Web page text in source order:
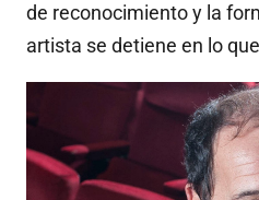
de reconocimiento y la
artista se detiene en lo